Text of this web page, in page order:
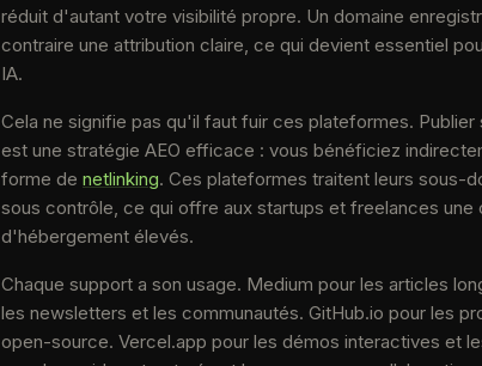
réduit d'autant votre visibilité propre. Un domaine
contraire une attribution claire, ce qui devient essentiel
IA.
Cela ne signifie pas qu'il faut fuir ces plateformes. Publier
est une stratégie AEO efficace : vous bénéficiez
forme de netlinking. Ces plateformes traitent leurs sous-
sous contrôle, ce qui offre aux startups et freelances une
d'hébergement élevés.
Chaque support a son usage. Medium pour les articles
les newsletters et les communautés. GitHub.io pour les
open-source. Vercel.app pour les démos interactives et